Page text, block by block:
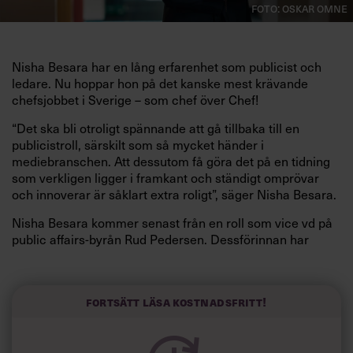
Foto: Oskar Omne
Nisha Besara har en lång erfarenhet som publicist och
ledare. Nu hoppar hon på det kanske mest krävande
chefsjobbet i Sverige – som chef över Chef!
“Det ska bli otroligt spännande att gå tillbaka till en
publicistroll, särskilt som så mycket händer i
mediebranschen. Att dessutom få göra det på en tidning
som verkligen ligger i framkant och ständigt omprövar
och innoverar är såklart extra roligt”, säger Nisha Besara.
Nisha Besara kommer senast från en roll som vice vd på
public affairs-byrån Rud Pedersen. Dessförinnan har
och arbetat som moderator, utöver att hon har ett flertal
chefredaktör på Chef ser Nisha fram emot att fortsätta
Fortsätt läsa kostnadsfritt!